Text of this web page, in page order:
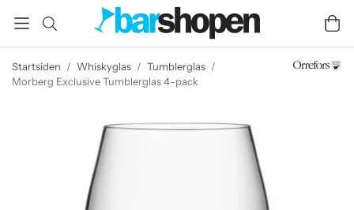
Startsiden / Whiskyglas / Tumblerglas /
Morberg Exclusive Tumblerglas 4-pack